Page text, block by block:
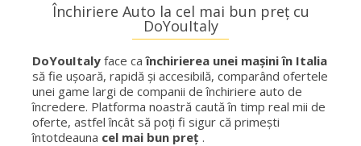
Închiriere Auto la cel mai bun preț cu
DoYouItaly
DoYouItaly face caînchirierea unei mașini în Italia
să fie ușoară, rapidă și accesibilă, comparând ofertele
unei game largi de companii de închiriere auto de
încredere. Platforma noastră caută în timp real mii de
oferte, astfel încât să poți fi sigur că primești
întotdeauna cel mai bun preț .